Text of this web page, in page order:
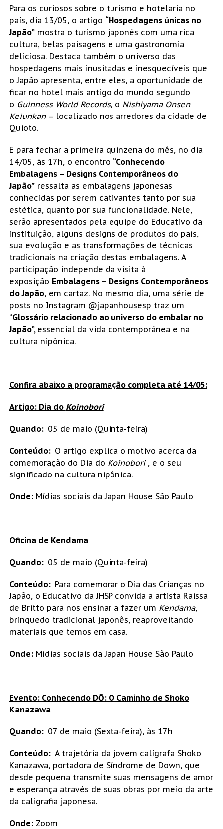
Para os curiosos sobre o turismo e hotelaria no
país, dia 13/05, o artigo “Hospedagens únicas no
Japão”mostra o turismo japonês com uma rica
cultura, belas paisagens e uma gastronomia
deliciosa. Destaca também o universo das
hospedagens mais inusitadas e inesquecíveis que
o Japão apresenta, entre eles, a oportunidade de
ficar no hotel mais antigo do mundo segundo
o Guinness World Records, o Nishiyama Onsen
Keiunkan– localizado nos arredores da cidade de
Quioto.
E para fechar a primeira quinzena do mês, no dia
14/05, às 17h, o encontro “Conhecendo
Embalagens – Designs Contemporâneos do
Japão”ressalta as embalagens japonesas
conhecidas por serem cativantes tanto por sua
estética, quanto por sua funcionalidade. Nele,
serão apresentados pela equipe do Educativo da
instituição, alguns designs de produtos do país,
sua evolução e as transformações de técnicas
tradicionais na criação destas embalagens. A
participação independe da visita à
exposição Embalagens – Designs Contemporâneos
do Japão, em cartaz. No mesmo dia, uma série de
posts no Instagram @japanhousesp traz um
“Glossário relacionado ao universo do embalar no
Japão”, essencial da vida contemporânea e na
cultura nipônica.
Confira abaixo a programação completa até 14/05:
Artigo: Dia do Koinobori
Quando: 05 de maio (Quinta-feira)
Conteúdo: O artigo explica o motivo acerca da
comemoração do Dia do Koinobori , e o seu
significado na cultura nipônica.
Onde:Mídias sociais da Japan House São Paulo
Oficina de Kendama
Quando: 05 de maio (Quinta-feira)
Conteúdo: Para comemorar o Dia das Crianças no
Japão, o Educativo da JHSP convida a artista Raissa
de Britto para nos ensinar a fazer um Kendama,
brinquedo tradicional japonês, reaproveitando
materiais que temos em casa.
Onde:Mídias sociais da Japan House São Paulo
Evento: Conhecendo DŌ: O Caminho de Shoko
Kanazawa
Quando: 07 de maio (Sexta-feira), às 17h
Conteúdo: A trajetória da jovem calígrafa Shoko
Kanazawa, portadora de Síndrome de Down, que
desde pequena transmite suas mensagens de amor
e esperança através de suas obras por meio da arte
da caligrafia japonesa.
Onde:Zoom